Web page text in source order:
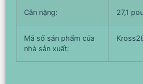
Cân nặng: 27,1
Mã số sản phẩm của
nhà sản xuất: